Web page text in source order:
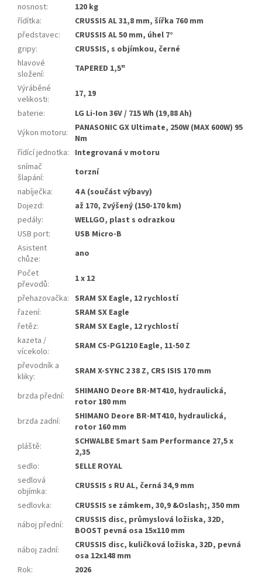
nosnost:
120 kg
řídítka:
CRUSSIS AL 31,8 mm, šířka 760 mm
představec:
CRUSSIS AL 50 mm, úhel 7°
gripy:
CRUSSIS, s objímkou, černé
hlavové
složení:
TAPERED 1,5"
Výráběné
velikosti:
17, 19
baterie:
LG Li-Ion 36V / 715 Wh (19,88 Ah)
Výkon motoru:
PANASONIC GX Ultimate, 250W (MAX 600W) 95
Nm
řídící jednotka: Integrovaná v motoru
snímač
šlapání:
torzní
nabíječka:
4 A (součást výbavy)
Dojezd:
až 170, Zvýšený (150-170 km)
pedály:
WELLGO, plast s odrazkou
USB port:
USB Micro-B
Asistent
chůze:
ano
Počet
převodů:
1 x 12
přehazovačka: SRAM SX Eagle, 12 rychlostí
řazení:
SRAM SX Eagle
řetěz:
SRAM SX Eagle, 12 rychlostí
kazeta /
vícekolo:
SRAM CS-PG1210 Eagle, 11-50 Z
převodník a
kliky: SRAM X-SYNC 2 38 Z, CRS ISIS 170 mm
brzda přední:
SHIMANO Deore BR-MT410, hydraulická,
rotor 180 mm
brzda zadní:
SHIMANO Deore BR-MT410, hydraulická,
rotor 160 mm
pláště:
SCHWALBE Smart Sam Performance 27,5 x
2,35
sedlo:
SELLE ROYAL
sedlová
objímka:
CRUSSIS s RU AL, černá 34,9 mm
sedlovka:
CRUSSIS se zámkem, 30,9 &Oslash;, 350 mm
náboj přední:
CRUSSIS disc, průmyslová ložiska, 32D,
BOOST pevná osa 15x110 mm
náboj zadní:
CRUSSIS disc, kuličková ložiska, 32D, pevná
osa 12x148 mm
Rok:
2026